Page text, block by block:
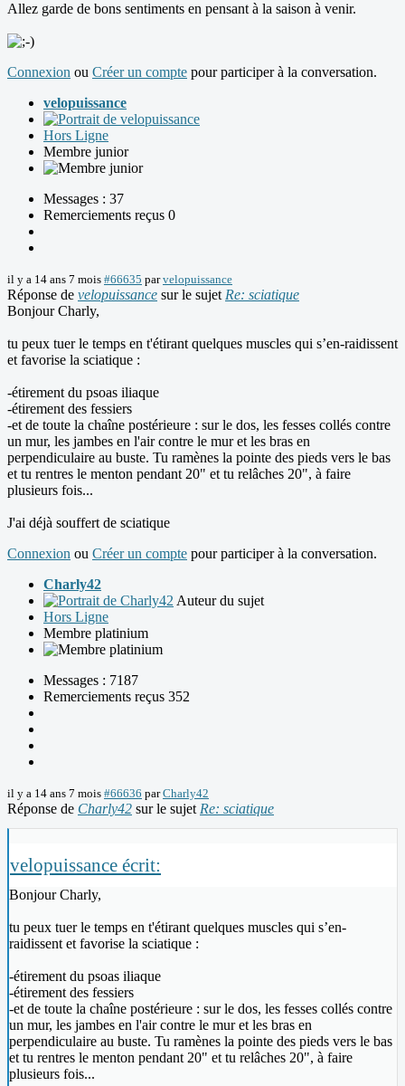
Allez garde de bons sentiments en pensant à la saison à venir.
Connexion ou Créer un compte pour participer à la conversation.
velopuissance
Hors Ligne
Membre junior
Messages : 37
Remerciements reçus 0
il y a 14 ans 7 mois #66635 parvelopuissance
Réponse de velopuissance sur le sujet Re: sciatique
Bonjour Charly,
tu peux tuer le temps en t'étirant quelques muscles qui s’en-raidissent
et favorise la sciatique :
-étirement du psoas iliaque
-étirement des fessiers
-et de toute la chaîne postérieure : sur le dos, les fesses collés contre
un mur, les jambes en l'air contre le mur et les bras en
perpendiculaire au buste. Tu ramènes la pointe des pieds vers le bas
et tu rentres le menton pendant 20" et tu relâches 20", à faire
plusieurs fois...
J'ai déjà souffert de sciatique
Connexion ou Créer un compte pour participer à la conversation.
Charly42
Auteur du sujet
Hors Ligne
Membre platinium
Messages : 7187
Remerciements reçus 352
il y a 14 ans 7 mois #66636 parCharly42
Réponse de Charly42 sur le sujet Re: sciatique
velopuissance écrit:
Bonjour Charly,
tu peux tuer le temps en t'étirant quelques muscles qui s’en-
raidissent et favorise la sciatique :
-étirement du psoas iliaque
-étirement des fessiers
-et de toute la chaîne postérieure : sur le dos, les fesses collés contre
un mur, les jambes en l'air contre le mur et les bras en
perpendiculaire au buste. Tu ramènes la pointe des pieds vers le bas
et tu rentres le menton pendant 20" et tu relâches 20", à faire
plusieurs fois...